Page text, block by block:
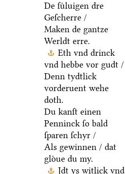
De ſuͤluigen dre
Geſcherre /
Maken de gantze
Werldt erre.
Eth vnd drinck
vnd hebbe vor gudt /
Denn tydtlick
vorderuent wehe
doth.
Du kanſt einen
Penninck ſo bald
ſparen ſchyr /
Als gewinnen / dat
gloͤue du my.
Jdt ys witlick vnd